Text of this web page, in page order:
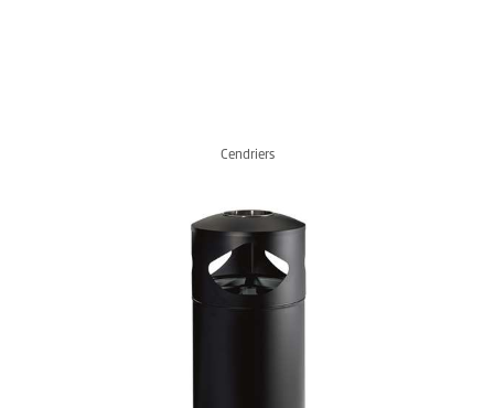
Cendriers